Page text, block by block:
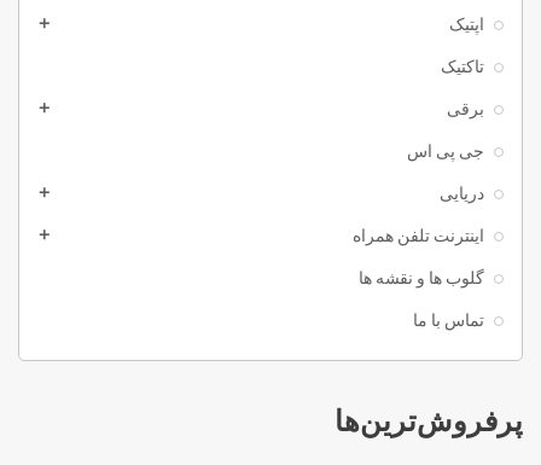
اپتیک add
تاکتیک
برقی add
جی پی اس
دریایی add
اینترنت تلفن همراه add
گلوب ها و نقشه ها
تماس با ما
پرفروش‌ترین‌ها